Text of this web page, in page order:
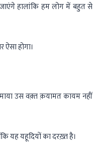
हालांकि हम लोग में बहुत से
होगा।
उस वक़्त क़यामत कायम नहीं
यह यहूदियों का दरख़्त है।